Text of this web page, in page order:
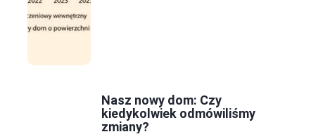
Nasz nowy dom: Czy
kiedykolwiek odmówiliśmy
zmiany?